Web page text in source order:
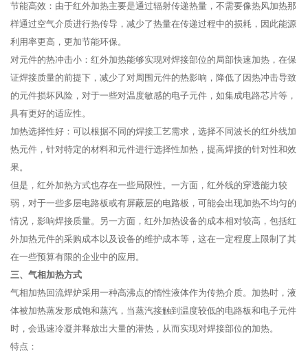
节能高效：由于红外加热主要是通过辐射传递热量，不需要像热风加热那
样通过空气介质进行热传导，减少了热量在传递过程中的损耗，因此能源
利用率更高，更加节能环保。
对元件的热冲击小：红外加热能够实现对焊接部位的局部快速加热，在保
证焊接质量的前提下，减少了对周围元件的热影响，降低了因热冲击导致
的元件损坏风险，对于一些对温度敏感的电子元件，如集成电路芯片等，
具有更好的适应性。
加热选择性好：可以根据不同的焊接工艺需求，选择不同波长的红外线加
热元件，针对特定的材料和元件进行选择性加热，提高焊接的针对性和效
果。
但是，红外加热方式也存在一些局限性。一方面，红外线的穿透能力较
弱，对于一些多层电路板或有屏蔽层的电路板，可能会出现加热不均匀的
情况，影响焊接质量。另一方面，红外加热设备的成本相对较高，包括红
外加热元件的采购成本以及设备的维护成本等，这在一定程度上限制了其
在一些预算有限的企业中的应用。
三、气相加热方式
气相加热回流焊炉采用一种高沸点的惰性液体作为传热介质。加热时，液
体被加热蒸发形成饱和蒸汽，当蒸汽接触到温度较低的电路板和电子元件
时，会迅速冷凝并释放出大量的潜热，从而实现对焊接部位的加热。
特点：